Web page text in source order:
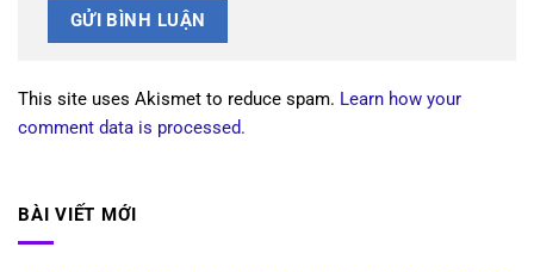
This site uses Akismet to reduce spam. Learn how your
comment data is processed.
BÀI VIẾT MỚI